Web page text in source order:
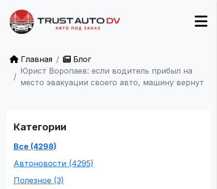
Главная
Блог
Юрист Воропаев: если водитель прибыл на
место эвакуации своего авто, машину вернут
Категории
Все (4298)
Автоновости (4295)
Полезное (3)